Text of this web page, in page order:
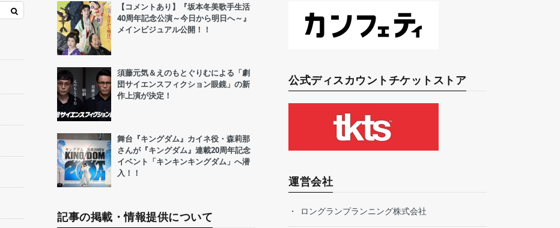
【コメントあり】『坂本冬美歌手生活
40周年記念公演～今日から明日へ～』
メインビジュアル公開！！
須藤元気＆えのもとぐりむによる「劇
団サイエンスフィクション眼鏡」の新
作上演が決定！
舞台『キングダム』カイネ役・森莉那
さんが『キングダム』連載20周年記念
イベント「キンキンキングダム」へ潜
入！！
記事の掲載・情報提供について
公式ディスカウントチケットストア
運営会社
ロングランプランニング株式会社